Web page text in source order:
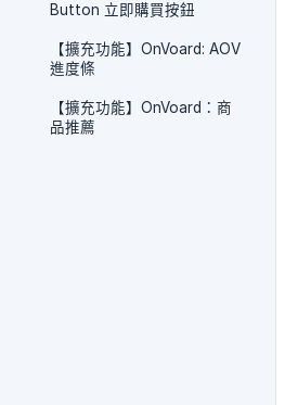
Button 立即購買按鈕
【擴充功能】OnVoard: AOV
進度條
【擴充功能】OnVoard：商
品推薦